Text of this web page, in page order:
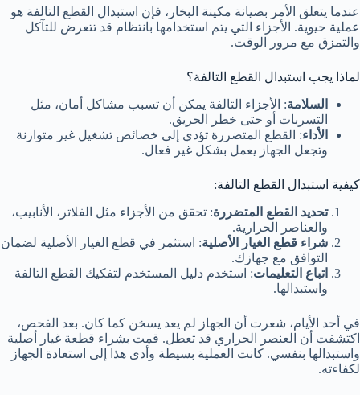
عندما يتعلق الأمر بصيانة مكينة البخار، فإن استبدال القطع التالفة هو
عملية حيوية. الأجزاء التي يتم استخدامها بانتظام قد تتعرض للتآكل
والتمزق مع مرور الوقت.
لماذا يجب استبدال القطع التالفة؟
السلامة: الأجزاء التالفة يمكن أن تسبب مشاكل أمان، مثل
التسربات أو حتى خطر الحريق.
الأداء: القطع المتضررة تؤدي إلى خصائص تشغيل غير متوازنة
وتجعل الجهاز يعمل بشكل غير فعال.
كيفية استبدال القطع التالفة:
تحديد القطع المتضررة: تحقق من الأجزاء مثل الفلاتر، الأنابيب،
والعناصر الحرارية.
شراء قطع الغيار الأصلية: استثمر في قطع الغيار الأصلية لضمان
التوافق مع جهازك.
اتباع التعليمات: استخدم دليل المستخدم لتفكيك القطع التالفة
واستبدالها.
في أحد الأيام، شعرت أن الجهاز لم يعد يسخن كما كان. بعد الفحص،
اكتشفت أن العنصر الحراري قد تعطل. قمت بشراء قطعة غيار أصلية
واستبدالها بنفسي. كانت العملية بسيطة وأدى هذا إلى استعادة الجهاز
لكفاءته.